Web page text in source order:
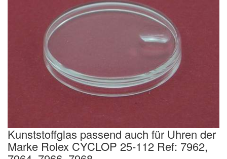
Kunststoffglas passend auch für Uhren der
Marke Rolex CYCLOP 25-112 Ref: 7962,